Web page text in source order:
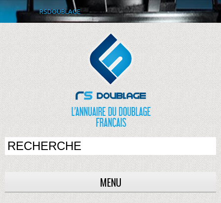
RSDOUBLAGE
MENU